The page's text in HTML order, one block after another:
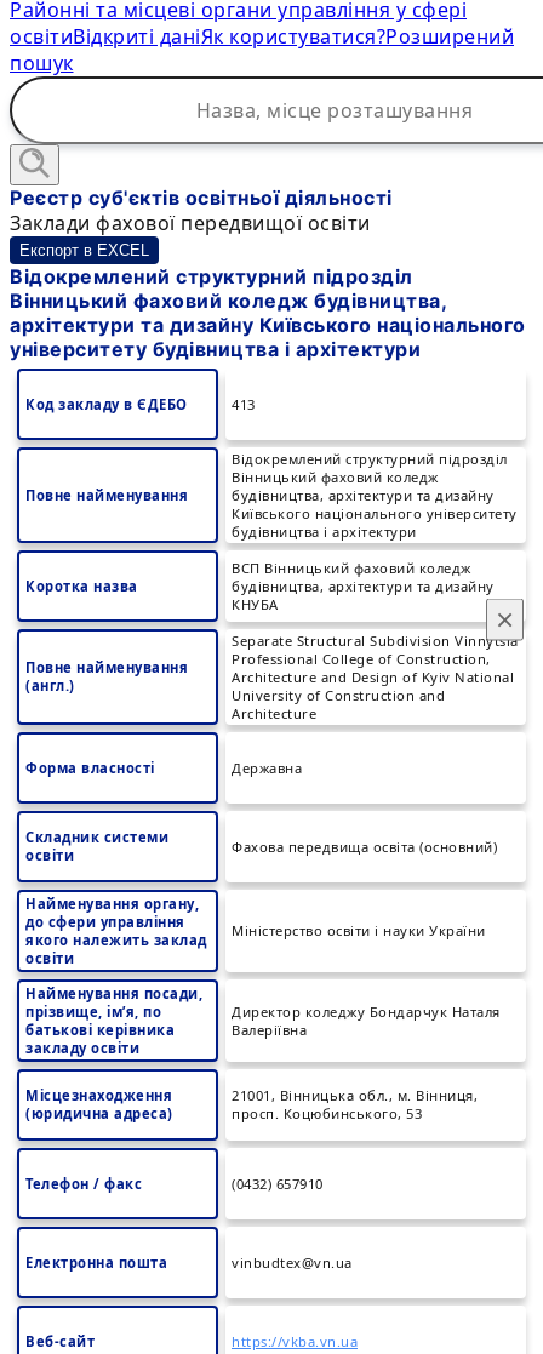
Районні та місцеві органи управління у сфері
освітиВідкриті даніЯк користуватися?Розширений
пошук
×
Реєстр суб'єктів освітньої діяльності
Заклади фахової передвищої освіти
Експорт в EXCEL
Відокремлений структурний підрозділ
Вінницький фаховий коледж будівництва,
архітектури та дизайну Київського національного
університету будівництва і архітектури
Код закладу в ЄДЕБО 413
Повне найменування
Відокремлений структурний підрозділ
Вінницький фаховий коледж
будівництва, архітектури та дизайну
Київського національного університету
будівництва і архітектури
Коротка назва
ВСП Вінницький фаховий коледж
будівництва, архітектури та дизайну
КНУБА
Повне найменування
(англ.)
Separate Structural Subdivision Vinnytsia
Professional College of Construction,
Architecture and Design of Kyiv National
University of Construction and
Architecture
Форма власності Державна
Складник системи
освіти
Фахова передвища освіта (основний)
Найменування органу,
до сфери управління
якого належить заклад
освіти
Міністерство освіти і науки України
Найменування посади,
прізвище, ім’я, по
батькові керівника
закладу освіти
Директор коледжу Бондарчук Наталя
Валеріївна
Місцезнаходження
(юридична адреса)
21001, Вінницька обл., м. Вінниця,
просп. Коцюбинського, 53
Телефон / факс (0432) 657910
Електронна пошта vinbudtex@vn.ua
Веб-сайт https://vkba.vn.ua